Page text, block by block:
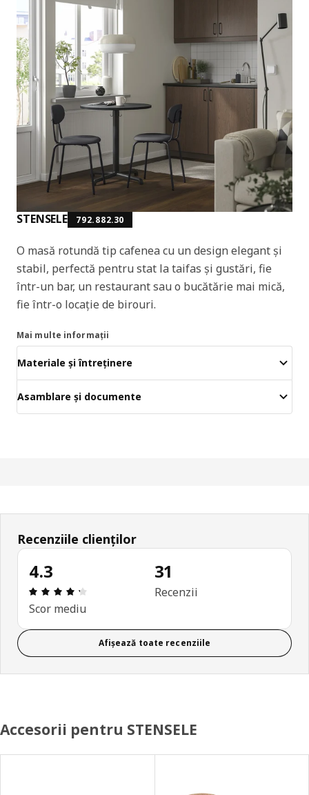
STENSELE 792.882.30
O masă rotundă tip cafenea cu un design elegant și
stabil, perfectă pentru stat la taifas și gustări, fie
într-un bar, un restaurant sau o bucătărie mai mică,
fie într-o locație de birouri.
Mai multe informații
Materiale și întreținere
Asamblare și documente
Recenziile clienților
4.3
Prezentare generală: 4.3 din 5 stele Total
Scor mediu
31
Recenzii
Afișează toate recenziile
Accesorii pentru STENSELE